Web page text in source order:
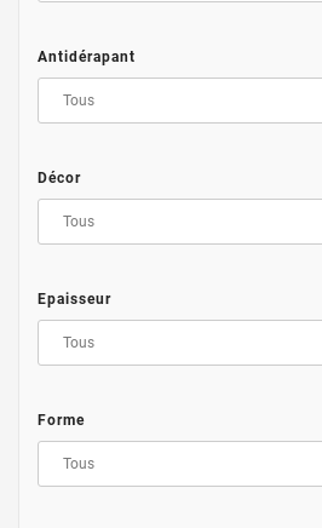
Antidérapant
Décor
Epaisseur
Forme